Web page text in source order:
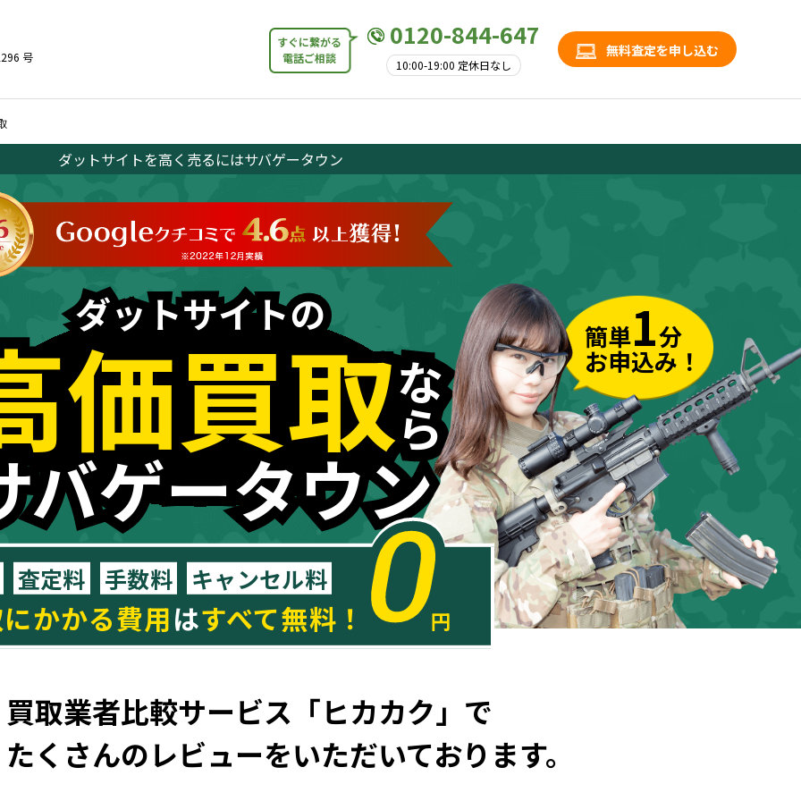
号
0120-844-647
10:00-19:00 定休日なし
すぐに繋がる
電話ご相談
無料査定を申し込む
ダットサイトを高く売るにはサバゲータウン
簡単1分
お申込み！
ダットサイトの
価買取な
ら
バゲータウン
ダットサイトの
価買取な
ら
バゲータウン
査定料 手数料 キャンセル料
かかる費用はすべて無料！0
円
買取業者比較サービス 「ヒカカク」で
たくさんのレビューをいただいております。